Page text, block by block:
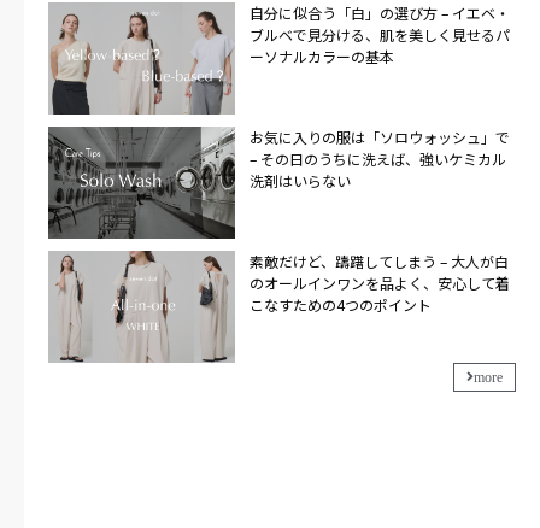
自分に似合う「白」の選び方 – イエベ・
ブルベで見分ける、肌を美しく見せるパ
ーソナルカラーの基本
お気に入りの服は「ソロウォッシュ」で
– その日のうちに洗えば、強いケミカル
洗剤はいらない
素敵だけど、躊躇してしまう – 大人が白
のオールインワンを品よく、安心して着
こなすための4つのポイント
more